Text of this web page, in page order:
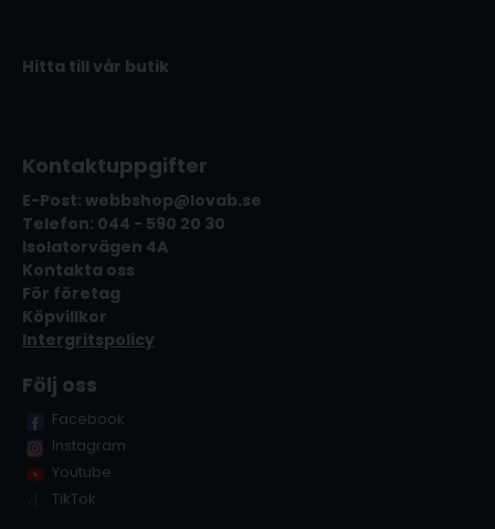
Hitta till vår butik
Kontaktuppgifter
E-Post: webbshop@lovab.se
Telefon: 044 - 590 20 30
Isolatorvägen 4A
Kontakta oss
För företag
Köpvillkor
Intergritspolicy
Följ oss
Facebook
Instagram
Youtube
TikTok